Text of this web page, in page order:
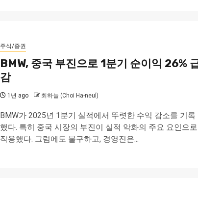
주식/증권
BMW, 중국 부진으로 1분기 순이익 26%
감
1년 ago 최하늘 (Choi Ha-neul)
BMW가 2025년 1분기 실적에서 뚜렷한 수익 감소를 기록
했다. 특히 중국 시장의 부진이 실적 악화의 주요 요인으로
작용했다. 그럼에도 불구하고, 경영진은...